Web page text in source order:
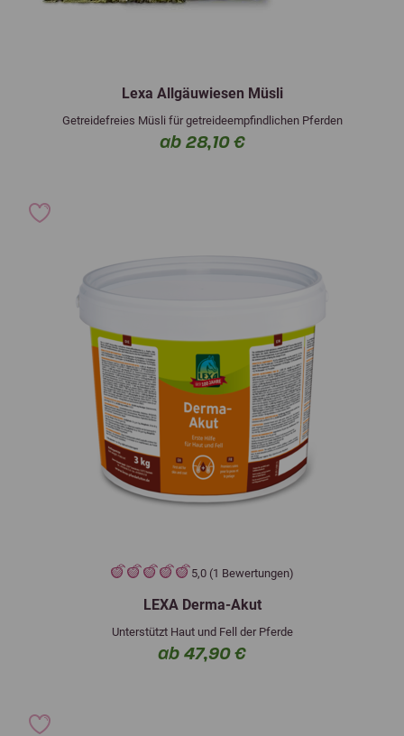
Lexa Allgäuwiesen Müsli
Getreidefreies Müsli für getreideempfindlichen Pferden
ab 28,10 €
5,0 (1 Bewertungen)
LEXA Derma-Akut
Unterstützt Haut und Fell der Pferde
ab 47,90 €